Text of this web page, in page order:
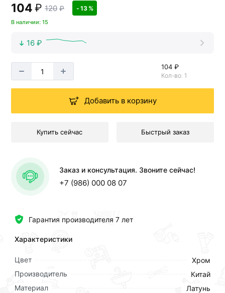
Гарантия производителя 7 лет
Характеристики
Цвет
Хром
Производитель
Китай
Материал
Латунь
104 ₽ 120 ₽ - 13 %
В наличии: 15
16 ₽
104 ₽
Кол-во: 1
Добавить в корзину
Купить сейчас Быстрый заказ
Заказ и консультация. Звоните сейчас!
+7 (986) 000 08 07